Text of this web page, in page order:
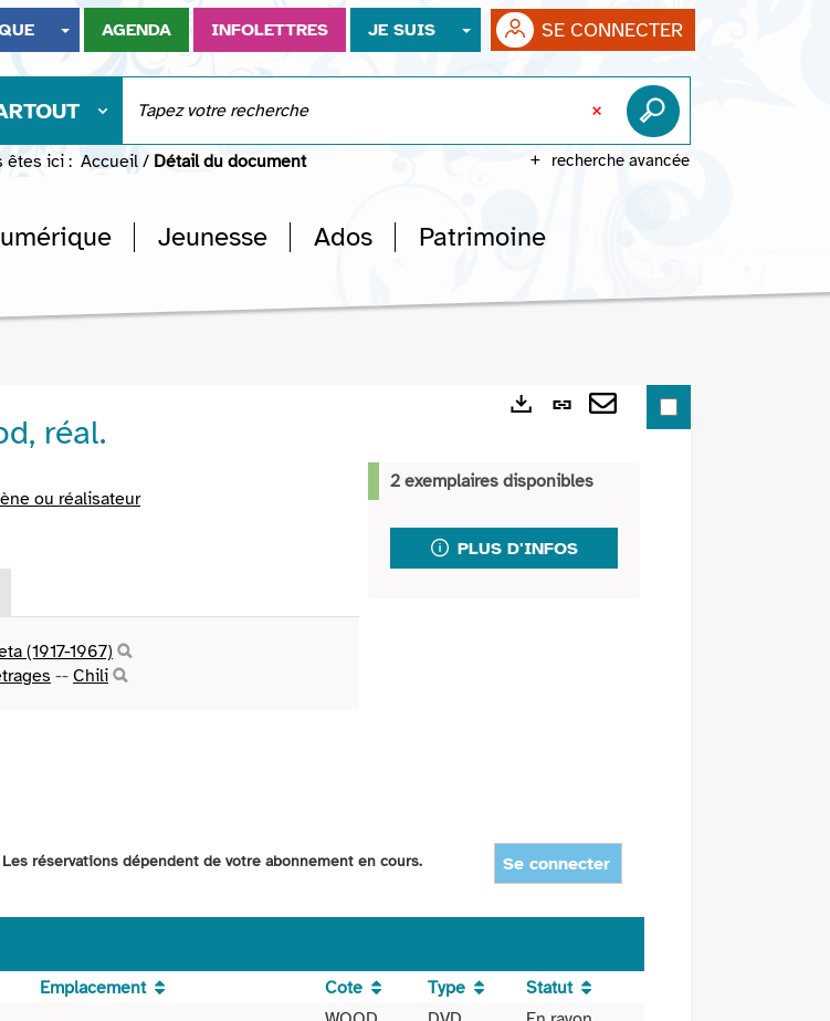
AGENDA INFOLETTRES JE SUIS SE CONNECTER
recherche avancée
êtes ici : Accueil / Détail du document
Jeunesse Ados Patrimoine
réal.
ou réalisateur
(1917-1967)
-- Chili
Lien
(Nouvelle
fenêtre)
mail
2 exemplaires disponibles
PLUS D'INFOS
réservations dépendent de votre abonnement en cours. Se connecter
Emplacement Cote Type
Statut